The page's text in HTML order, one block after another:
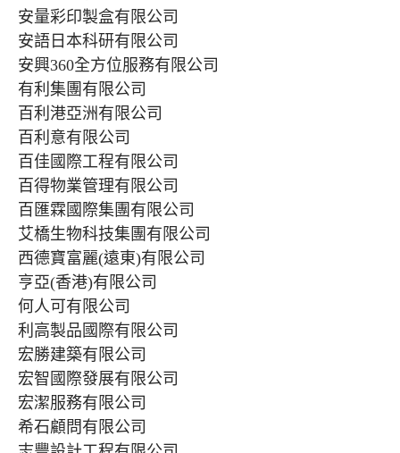
安量彩印製盒有限公司
安語日本科研有限公司
安興360全方位服務有限公司
有利集團有限公司
百利港亞洲有限公司
百利意有限公司
百佳國際工程有限公司
百得物業管理有限公司
百匯霖國際集團有限公司
艾橋生物科技集團有限公司
西德寶富麗(遠東)有限公司
亨亞(香港)有限公司
何人可有限公司
利高製品國際有限公司
宏勝建築有限公司
宏智國際發展有限公司
宏潔服務有限公司
希石顧問有限公司